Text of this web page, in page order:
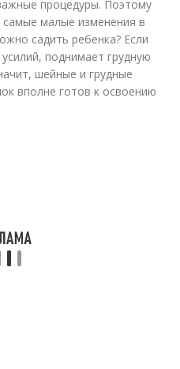
процедуры. Поэтому
малые изменения в
садить ребенка? Если
поднимает грудную
шейные и грудные
вполне готов к освоению